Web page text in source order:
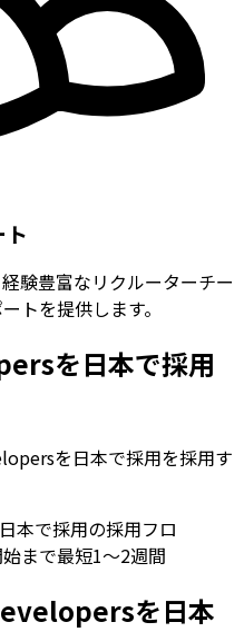
験豊富なリクルーターチー
トを提供します。
を日本で採用
を日本で採用を採用す
本で採用の採用フロ
まで最短1〜2週間
を日本